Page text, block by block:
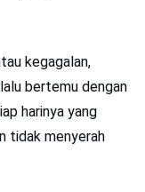
kegagalan,
bertemu dengan
harinya yang
tidak menyerah